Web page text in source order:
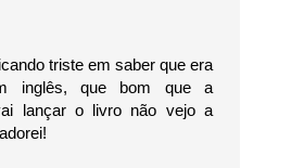
triste em saber que era
inglês, que bom que a
lançar o livro não vejo a